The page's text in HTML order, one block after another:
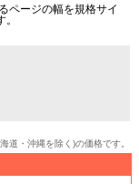
ページの幅を規格サイ
道・沖縄を除く)の価格です。